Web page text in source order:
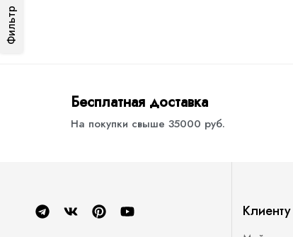
Фильтр
Бесплатная доставка
На покупки свыше 35000 руб.
Клиенту